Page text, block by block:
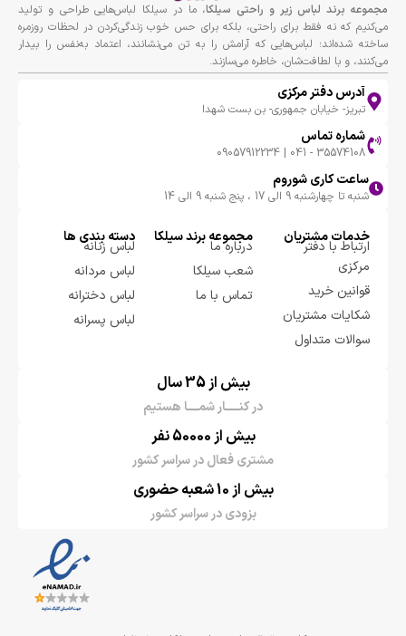
مجموعه برند لباس زير و راحتى سيلكا، ما در سیلکا لباس‌هایی طراحی و تولید
می‌کنیم که نه فقط برای راحتی، بلکه برای حس خوب زندگی‌کردن در لحظات روزمره
ساخته شده‌اند؛ لباس‌هایی که آرامش را به تن می‌نشانند، اعتماد به‌نفس را بیدار
می‌کنند، و با لطافت‌شان، خاطره می‌سازند.
آدرس دفتر مرکزی
تبریز- خیابان جمهوری- بن بست شهدا
شماره تماس
35574108 - 041 | 09057912234
ساعت کاری شوروم
شنبه تا چهارشنبه 9 الی 17 ، پنج شنبه 9 الی 14
خدمات مشتریان
ارتباط با دفتر
مرکزی
قوانین خرید
شکایات مشتریان
سوالات متداول
مجموعه برند سيلكا
درباره ما
شعب سیلکا
تماس با ما
دسته بندی ها
لباس زنانه
لباس مردانه
لباس دخترانه
لباس پسرانه
بیش از 35 سال
در کنـــــار شمــــا هستیم
بیش از 50000 نفر
مشتری فعال در سراسر کشور
بیش از 10 شعبه حضوری
بزودی در سراسر کشور